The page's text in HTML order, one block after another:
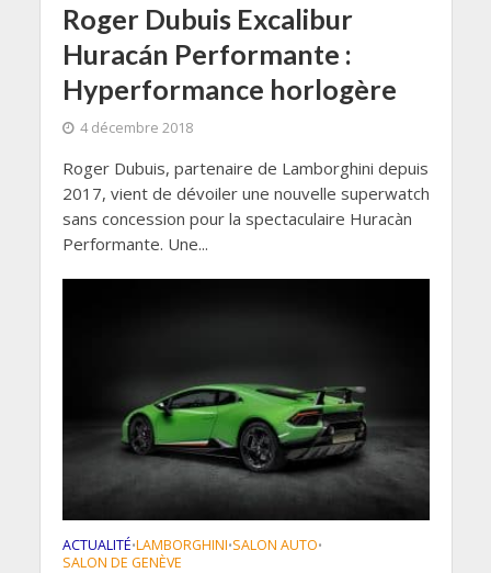
Roger Dubuis Excalibur
Huracán Performante :
Hyperformance horlogère
4 décembre 2018
Roger Dubuis, partenaire de Lamborghini depuis
2017, vient de dévoiler une nouvelle superwatch
sans concession pour la spectaculaire Huracàn
Performante. Une...
ACTUALITÉ•LAMBORGHINI•SALON AUTO•
SALON DE GENÈVE